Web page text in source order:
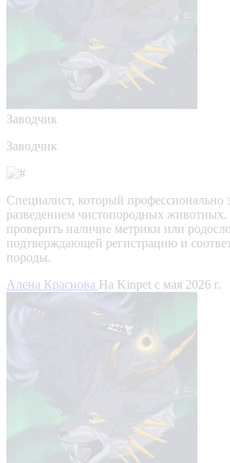
Заводчик
Заводчик
Специалист, который профессионально
разведением чистопородных животных.
проверить наличие метрики или
подтверждающей регистрацию и
породы.
Алена Краснова На Kinpet c мая 2026 г.